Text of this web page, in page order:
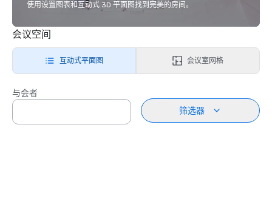
使用设置图表和互动式 3D 平面图找到完美的房间。
会议空间
互动式平面图 会议室网格
与会者
筛选器